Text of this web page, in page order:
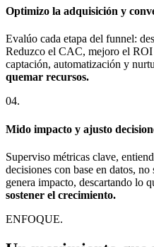
Optimizo la adquisición y
Evalúo cada etapa del funnel:
Reduzco el CAC, mejoro el ROI
captación, automatización y
quemar recursos.
04.
Mido impacto y ajusto
Superviso métricas clave,
decisiones con base en datos,
genera impacto, descartando lo
sostener el crecimiento.
ENFOQUE.